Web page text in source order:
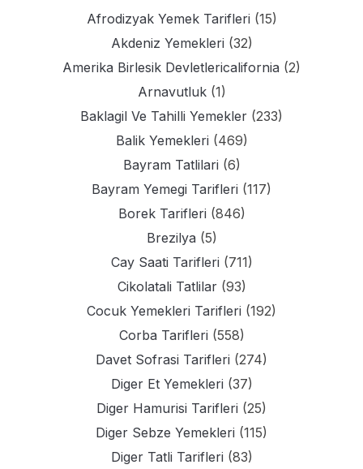
Afrodizyak Yemek Tarifleri (15)
Akdeniz Yemekleri (32)
Amerika Birlesik Devletlericalifornia (2)
Arnavutluk(1)
Baklagil Ve Tahilli Yemekler (233)
Balik Yemekleri (469)
Bayram Tatlilari (6)
Bayram Yemegi Tarifleri (117)
Borek Tarifleri (846)
Brezilya (5)
Cay Saati Tarifleri (711)
Cikolatali Tatlilar(93)
Cocuk Yemekleri Tarifleri (192)
Corba Tarifleri (558)
Davet Sofrasi Tarifleri (274)
Diger Et Yemekleri (37)
Diger Hamurisi Tarifleri (25)
Diger Sebze Yemekleri (115)
Diger Tatli Tarifleri (83)